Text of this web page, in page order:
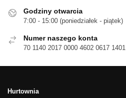
Godziny otwarcia
7:00 - 15:00 (poniedziałek - piątek)
Numer naszego konta
70 1140 2017 0000 4602 0617 1401
Hurtownia